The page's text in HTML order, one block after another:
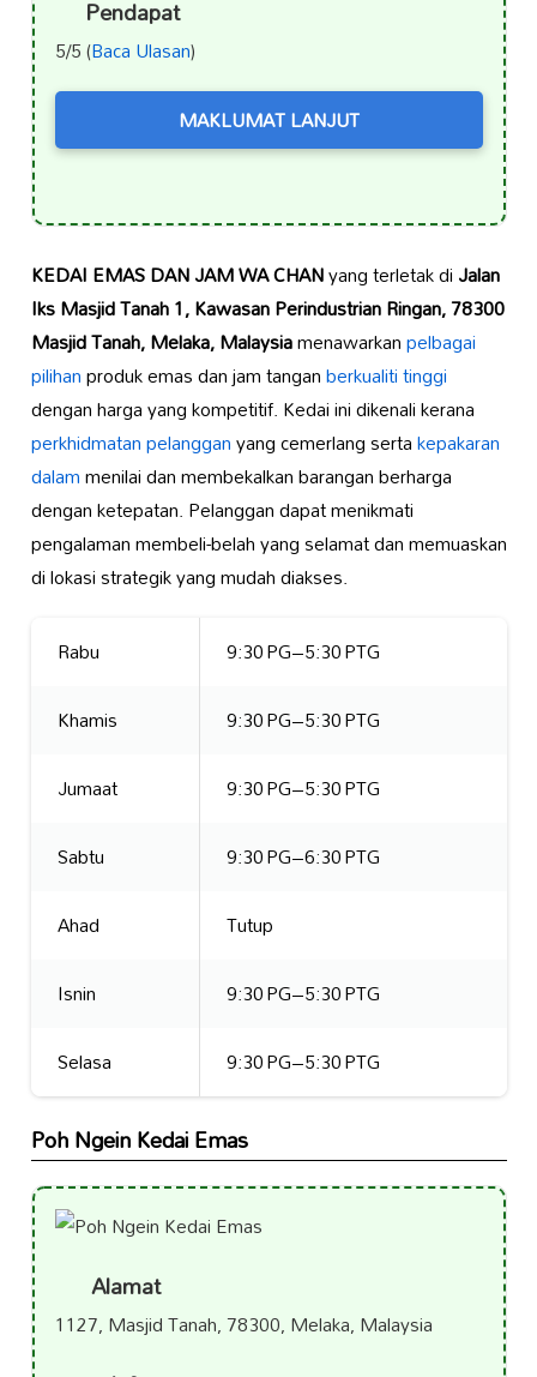
Pendapat
5/5 (Baca Ulasan)
MAKLUMAT LANJUT
KEDAI EMAS DAN JAM WA CHANyang terletak diJalan
Iks Masjid Tanah 1, Kawasan Perindustrian Ringan, 78300
Masjid Tanah, Melaka, Malaysiamenawarkanpelbagai
pilihanproduk emas dan jam tanganberkualiti tinggi
dengan harga yang kompetitif. Kedai ini dikenali kerana
perkhidmatan pelangganyang cemerlang sertakepakaran
dalammenilai dan membekalkan barangan berharga
dengan ketepatan. Pelanggan dapat menikmati
pengalaman membeli-belah yang selamat dan memuaskan
di lokasi strategik yang mudah diakses.
Rabu
9:30 PG–5:30 PTG
Khamis
9:30 PG–5:30 PTG
Jumaat
9:30 PG–5:30 PTG
Sabtu
9:30 PG–6:30 PTG
Ahad
Tutup
Isnin
9:30 PG–5:30 PTG
Selasa
9:30 PG–5:30 PTG
Poh Ngein Kedai Emas
Alamat
1127, Masjid Tanah, 78300, Melaka, Malaysia